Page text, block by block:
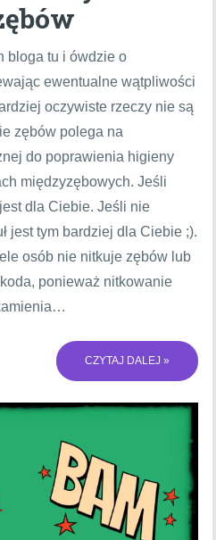
bloga tu i ówdzie o
ewentualne wątpliwości
oczywiste rzeczy nie są
zębów polega na
do poprawienia higieny
międzyzębowych. Jeśli
dla Ciebie. Jeśli nie
jest tym bardziej dla Ciebie ;).
osób nie nitkuje zębów lub
ponieważ nitkowanie
CZYTAJ DALEJ »